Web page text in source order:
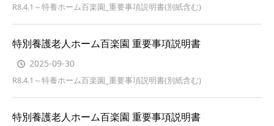
R8.4.1～特養ホーム百楽園_重要事項説明書(別紙含む)
特別養護老人ホーム百楽園 重要事項説明書
2025-09-30
R8.4.1～特養ホーム百楽園_重要事項説明書(別紙含む)
特別養護老人ホーム百楽園 重要事項説明書